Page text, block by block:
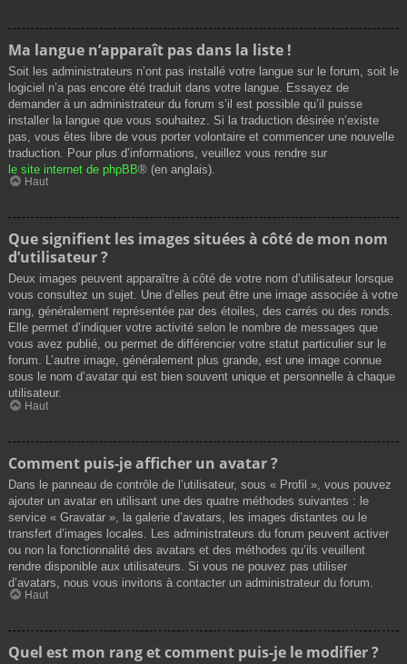
Ma langue n’apparaît pas dans la liste !
Soit les administrateurs n’ont pas installé votre langue sur le forum, soit le
logiciel n’a pas encore été traduit dans votre langue. Essayez de
demander à un administrateur du forum s’il est possible qu’il puisse
installer la langue que vous souhaitez. Si la traduction désirée n’existe
pas, vous êtes libre de vous porter volontaire et commencer une nouvelle
traduction. Pour plus d’informations, veuillez vous rendre sur
le site internet de phpBB® (en anglais).
Haut
Que signifient les images situées à côté de mon nom
d’utilisateur ?
Deux images peuvent apparaître à côté de votre nom d’utilisateur lorsque
vous consultez un sujet. Une d’elles peut être une image associée à votre
rang, généralement représentée par des étoiles, des carrés ou des ronds.
Elle permet d’indiquer votre activité selon le nombre de messages que
vous avez publié, ou permet de différencier votre statut particulier sur le
forum. L’autre image, généralement plus grande, est une image connue
sous le nom d’avatar qui est bien souvent unique et personnelle à chaque
utilisateur.
Haut
Comment puis-je afficher un avatar ?
Dans le panneau de contrôle de l’utilisateur, sous « Profil », vous pouvez
ajouter un avatar en utilisant une des quatre méthodes suivantes : le
service « Gravatar », la galerie d’avatars, les images distantes ou le
transfert d’images locales. Les administrateurs du forum peuvent activer
ou non la fonctionnalité des avatars et des méthodes qu’ils veuillent
rendre disponible aux utilisateurs. Si vous ne pouvez pas utiliser
d’avatars, nous vous invitons à contacter un administrateur du forum.
Haut
Quel est mon rang et comment puis-je le modifier ?